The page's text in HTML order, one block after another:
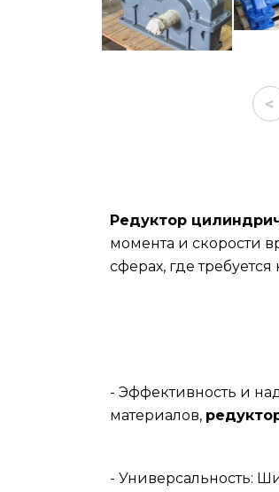
<
Редуктор
момента и скорости
сферах, где
- Эффективность и
материалов,
- Универсальность: